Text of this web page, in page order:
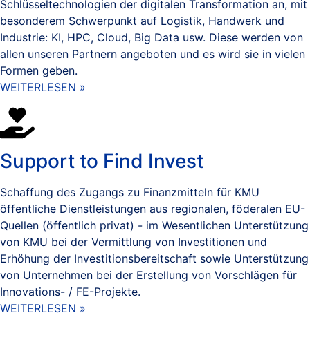
Schlüsseltechnologien der digitalen Transformation an, mit
besonderem Schwerpunkt auf Logistik, Handwerk und
Industrie: KI, HPC, Cloud, Big Data usw. Diese werden von
allen unseren Partnern angeboten und es wird sie in vielen
Formen geben.
WEITERLESEN »
Support to Find Invest
Schaffung des Zugangs zu Finanzmitteln für KMU
öffentliche Dienstleistungen aus regionalen, föderalen EU-
Quellen (öffentlich privat) - im Wesentlichen Unterstützung
von KMU bei der Vermittlung von Investitionen und
Erhöhung der Investitionsbereitschaft sowie Unterstützung
von Unternehmen bei der Erstellung von Vorschlägen für
Innovations- / FE-Projekte.
WEITERLESEN »